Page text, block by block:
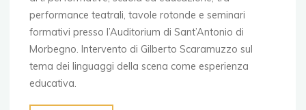
performance teatrali, tavole rotonde e seminari
formativi presso l’Auditorium di Sant’Antonio di
Morbegno. Intervento di Gilberto Scaramuzzo sul
tema dei linguaggi della scena come esperienza
educativa.